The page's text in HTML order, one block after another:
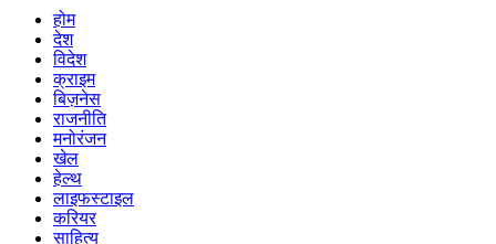
होम
देश
विदेश
क्राइम
बिज़नेस
राजनीति
मनोरंजन
खेल
हेल्थ
लाइफस्टाइल
करियर
साहित्य